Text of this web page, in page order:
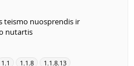
teismo nuosprendis ir
nutartis
1.1 1.1.8 1.1.8.13